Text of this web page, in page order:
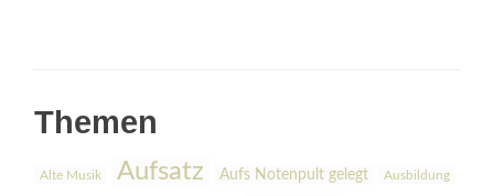
Themen
Alte Musik Aufsatz Aufs Notenpult gelegt Ausbildung